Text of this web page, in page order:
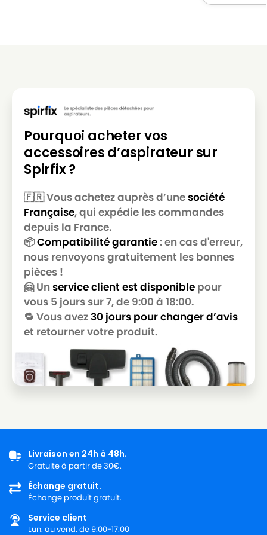
LG-
GOLDSTAR
LG-GOLDSTAR T 2700
LG-
GOLDSTAR
LG-GOLDSTAR T 2750
LG-
GOLDSTAR
LG-
GOLDSTAR
LG-GOLDSTAR T 2950
LG-
GOLDSTAR
LG-GOLDSTAR T 2990
LG-
GOLDSTAR
LG-GOLDSTAR T 3800
LG-
GOLDSTAR
LG-GOLDSTAR T 3900
LG-
GOLDSTAR
LG-GOLDSTAR TB 33
LG-
LG-GOLDSTAR TB 39
LG-
GOLDSTAR
LG-GOLDSTAR TURBO 2700
LG-
GOLDSTAR
LG-GOLDSTAR TURBO 2900
LG-
Pourquoi acheter vos
accessoires d’aspirateur sur
Spirfix ?
🇫🇷 Vous achetez auprès d’unesociété
Française, qui expédie les commandes
depuis la France.
📦Compatibilité garantie: en cas d'erreur,
nous renvoyons gratuitement les bonnes
pièces !
🤗 Un service client est disponible pour
vous 5 jours sur 7, de 9:00 à 18:00.
🔁 Vous avez30 jours pour changer d’avis
et retourner votre produit.
Livraison en 24h à 48h.
Gratuite à partir de 30€.
Échange gratuit.
Échange produit gratuit.
Service client
Lun. au vend. de 9:00-17:00